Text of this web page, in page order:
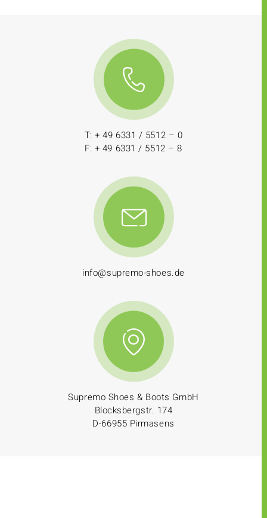
T: + 49 6331 / 5512 – 0
F: + 49 6331 / 5512 – 8
info@supremo-shoes.de
Supremo Shoes & Boots GmbH
Blocksbergstr. 174
D-66955 Pirmasens